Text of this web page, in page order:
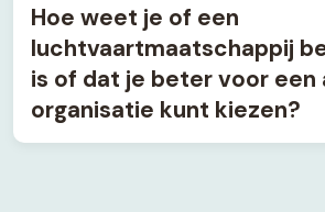
Hoe weet je of een
luchtvaartmaatschappij
is of dat je beter voor een
organisatie kunt kiezen?